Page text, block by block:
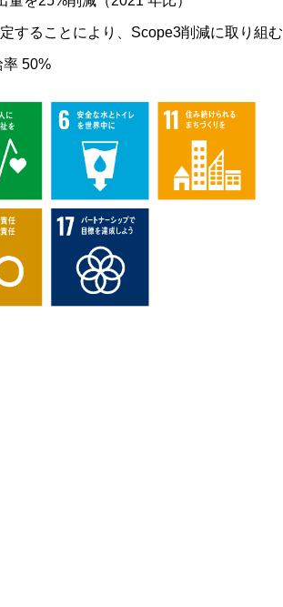
イバシーポリシー
することにより、Scope3削減に取り組む
50%